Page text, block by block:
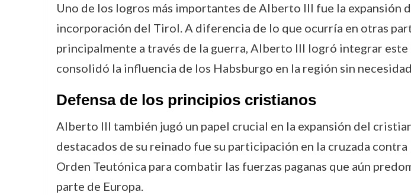
Uno de los logros más importantes de Alberto III fue la expansión
incorporación del Tirol. A diferencia de lo que ocurría en otras
principalmente a través de la guerra, Alberto III logró integrar
consolidó la influencia de los Habsburgo en la región sin
Defensa de los principios cristianos
Alberto III también jugó un papel crucial en la expansión del
destacados de su reinado fue su participación en la cruzada
Orden Teutónica para combatir las fuerzas paganas que aún
parte de Europa.